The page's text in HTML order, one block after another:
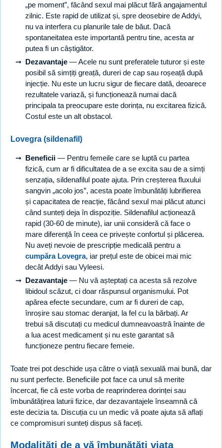
„pe moment”, făcând sexul mai plăcut fără angajamentul
zilnic. Este rapid de utilizat și, spre deosebire de Addyi,
nu va interfera cu planurile tale de băut. Dacă
spontaneitatea este importantă pentru tine, acesta ar
putea fi un câștigător.
Dezavantaje — Acele nu sunt preferatele tuturor și este
posibil să simțiți greață, dureri de cap sau roșeață după
injecție. Nu este un lucru sigur de fiecare dată, deoarece
rezultatele variază, și funcționează numai dacă
principala ta preocupare este dorința, nu excitarea fizică.
Costul este un alt obstacol.
Lovegra (sildenafil)
Beneficii — Pentru femeile care se luptă cu partea
fizică, cum ar fi dificultatea de a se excita sau de a simți
senzația, sildenafilul poate ajuta. Prin creșterea fluxului
sangvin „acolo jos”, acesta poate îmbunătăți lubrifierea
și capacitatea de reacție, făcând sexul mai plăcut atunci
când sunteți deja în dispoziție. Sildenafilul acționează
rapid (30-60 de minute), iar unii consideră că face o
mare diferență în ceea ce privește confortul și plăcerea.
Nu aveți nevoie de prescripție medicală pentru a
cumpăra Lovegra, iar prețul este de obicei mai mic
decât Addyi sau Vyleesi.
Dezavantaje — Nu vă așteptați ca acesta să rezolve
libidoul scăzut, ci doar răspunsul organismului. Pot
apărea efecte secundare, cum ar fi dureri de cap,
înroșire sau stomac deranjat, la fel cu la bărbați. Ar
trebui să discutați cu medicul dumneavoastră înainte de
a lua acest medicament și nu este garantat să
funcționeze pentru fiecare femeie.
Toate trei pot deschide ușa către o viață sexuală mai bună, dar
nu sunt perfecte. Beneficiile pot face ca unul să merite
încercat, fie că este vorba de reaprinderea dorinței sau
îmbunătățirea laturii fizice, dar dezavantajele înseamnă că
este decizia ta. Discuția cu un medic vă poate ajuta să aflați
ce compromisuri sunteți dispus să faceți.
Modalități de a vă îmbunătăți viața